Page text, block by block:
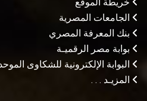
الجامعات المصرية
بنك المعرفة المصري
بوابة مصر الرقميـة
البوابة الإلكترونية للشكاوى
المزيـد . . .